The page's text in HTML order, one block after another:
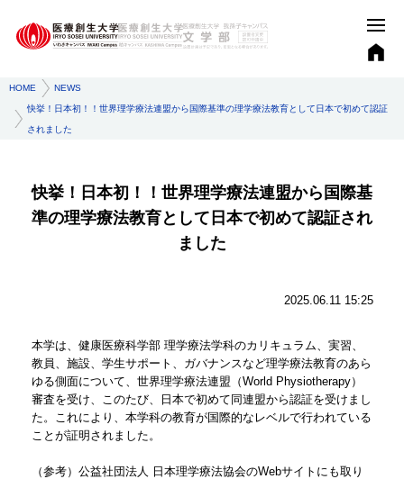
HOME NEWS
快挙！日本初！！世界理学療法連盟から国際基準の理学療法教育として日本で初めて認証
されました
快挙！日本初！！世界理学療法連盟から国際基
準の理学療法教育として日本で初めて認証され
ました
2025.06.11 15:25
本学は、健康医療科学部 理学療法学科のカリキュラム、実習、
教員、施設、学生サポート、ガバナンスなど理学療法教育のあら
ゆる側面について、世界理学療法連盟（World Physiotherapy）
審査を受け、このたび、日本で初めて同連盟から認証を受けまし
た。これにより、本学科の教育が国際的なレベルで行われている
ことが証明されました。
（参考）公益社団法人 日本理学療法協会のWebサイトにも取り